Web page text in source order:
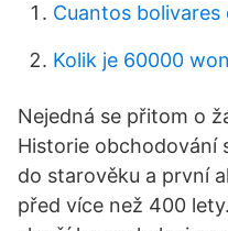
Cuantos bolivares
Kolik je 60000
Nejedná se přitom o
Historie obchodování
do starověku a první
před více než 400